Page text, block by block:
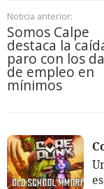
Noticia anterior:
Somos Calpe
destaca la
paro con los
de empleo en
mínimos